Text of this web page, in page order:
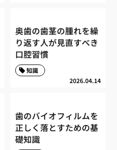
奥歯の歯茎の腫れを繰
り返す人が見直すべき
口腔習慣
2026.04.14
知識
歯のバイオフィルムを
正しく落とすための基
礎知識